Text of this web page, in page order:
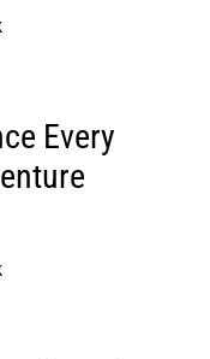
Every